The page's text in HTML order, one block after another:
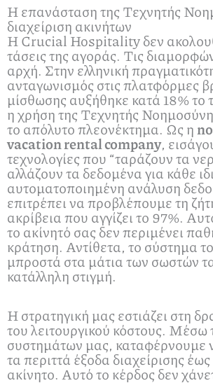
Η επανάσταση της Τεχνητής
διαχείριση ακινήτων
Η Crucial Hospitality δεν
τάσεις της αγοράς. Τις
αρχή. Στην ελληνική
ανταγωνισμός στις πλατφόρμες
μίσθωσης αυξήθηκε κατά 18% το
η χρήση της Τεχνητής
το απόλυτο πλεονέκτημα. Ως η
vacation rental company,
τεχνολογίες που “ταράζουν τα
αλλάζουν τα δεδομένα για κάθε
αυτοματοποιημένη ανάλυση
επιτρέπει να προβλέπουμε τη
ακρίβεια που αγγίζει το 97%.
το ακίνητό σας δεν περιμένει
κράτηση. Αντίθετα, το σύστημα
μπροστά στα μάτια των σωστών
κατάλληλη στιγμή.
Η στρατηγική μας εστιάζει στη
του λειτουργικού κόστους.
συστημάτων μας, καταφέρνουμε
τα περιττά έξοδα διαχείρισης
ακίνητο. Αυτό το κέρδος δεν